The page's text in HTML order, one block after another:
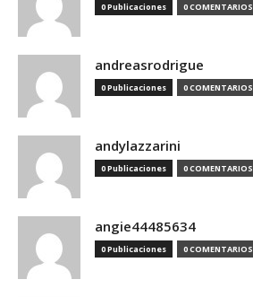
0 Publicaciones 0 COMENTARIOS
andreasrodrigue
0 Publicaciones 0 COMENTARIOS
andylazzarini
0 Publicaciones 0 COMENTARIOS
angie44485634
0 Publicaciones 0 COMENTARIOS